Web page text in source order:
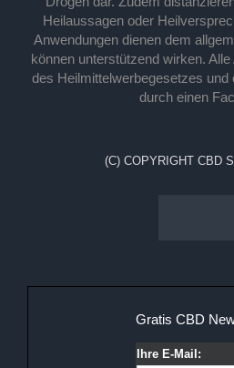
Heilaussagen oder
Anwendungen dienen dem
können unterstützend wirken.
des Heilmittelwerbegesetzes und
durch einen
(C) COPYRIGHT CBD
Gratis CBD
Ihre E-Mail: